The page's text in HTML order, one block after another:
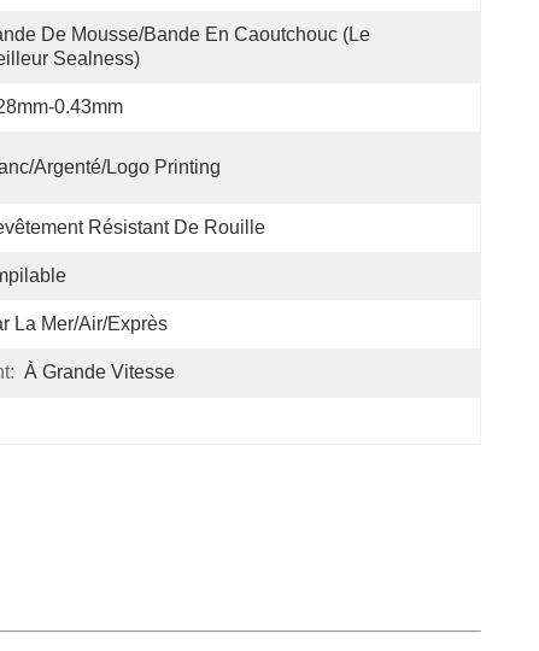
De Mousse/bande En Caoutchouc (le
Sealness)
0.43mm
argenté/Logo Printing
Résistant De Rouille
La Mer/air/exprès
À Grande Vitesse